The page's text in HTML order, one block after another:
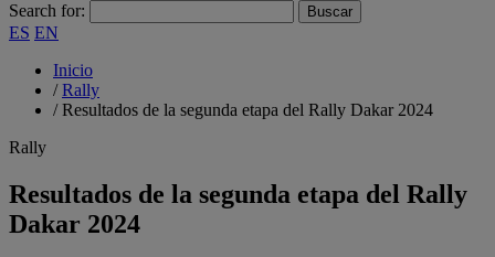
Search for:
ES EN
Inicio
/Rally
/Resultados de la segunda etapa del Rally Dakar 2024
Rally
Resultados de la segunda etapa del Rally
Dakar 2024